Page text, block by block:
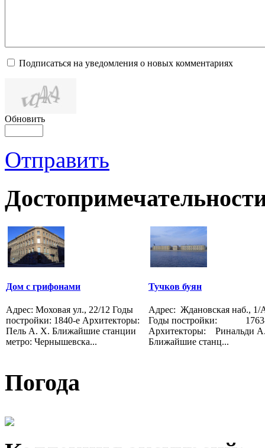
Подписаться на уведомления о новых комментариях
Обновить
Отправить
Дом с грифонами
Адрес: Моховая ул., 22/12 Годы
постройки: 1840-е Архитекторы:
Пель А. Х. Ближайшие станции
метро: Чернышевска...
Тучков буян
Адрес: Ждановская наб., 1/
Годы постройки: 1763-
Архитекторы: Ринальди
Ближайшие станц...
Погода